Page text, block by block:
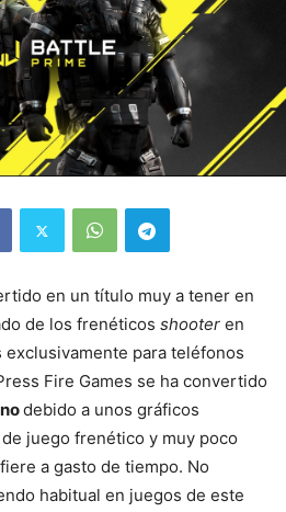
en un título muy a tener en
de los frenéticos shooter en
para teléfonos
Fire Games se ha convertido
debido a unos gráficos
juego frenético y muy poco
a gasto de tiempo. No
habitual en juegos de este